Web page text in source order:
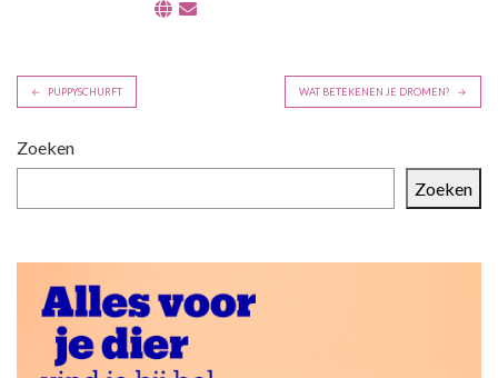
B
r
c
PUPPYSCHURFT WAT BETEKENEN JE DROMEN?
Zoeken
Zoeken